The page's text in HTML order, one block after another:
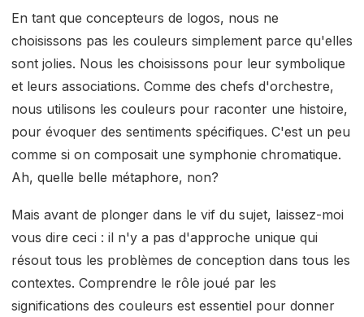
En tant que concepteurs de logos, nous ne
choisissons pas les couleurs simplement parce qu'elles
sont jolies. Nous les choisissons pour leur symbolique
et leurs associations. Comme des chefs d'orchestre,
nous utilisons les couleurs pour raconter une histoire,
pour évoquer des sentiments spécifiques. C'est un peu
comme si on composait une symphonie chromatique.
Ah, quelle belle métaphore, non?
Mais avant de plonger dans le vif du sujet, laissez-moi
vous dire ceci : il n'y a pas d'approche unique qui
résout tous les problèmes de conception dans tous les
contextes. Comprendre le rôle joué par les
significations des couleurs est essentiel pour donner